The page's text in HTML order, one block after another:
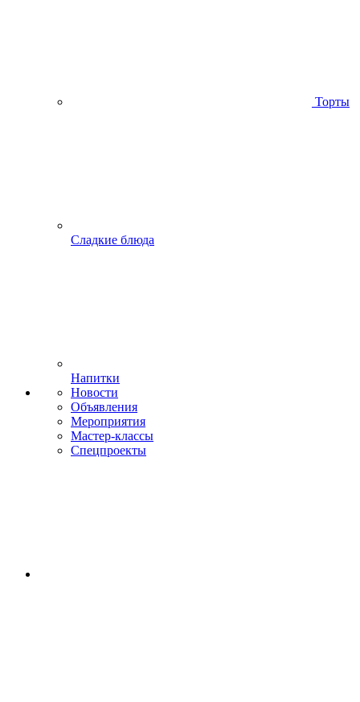
Торты
Сладкие блюда
Напитки
Новости
Объявления
Мероприятия
Мастер-классы
Спецпроекты